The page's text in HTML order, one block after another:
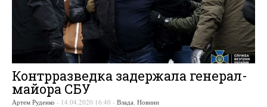
Контрразведка задержала генерал-
майора СБУ
Артем Руденко - 14.04.2020 16:40 - Влада Новини